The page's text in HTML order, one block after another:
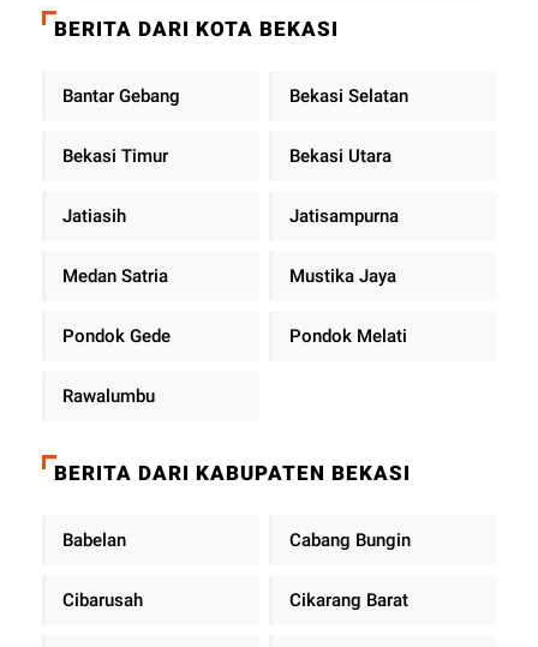
BERITA DARI KOTA BEKASI
Bantar Gebang Bekasi Selatan
Bekasi Timur Bekasi Utara
Jatiasih Jatisampurna
Medan Satria Mustika Jaya
Pondok Gede Pondok Melati
Rawalumbu
BERITA DARI KABUPATEN BEKASI
Babelan Cabang Bungin
Cibarusah Cikarang Barat